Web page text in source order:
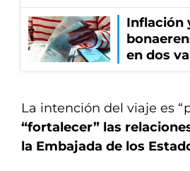
Inflación
en dos
La intención del viaje es
“fortalecer” las
la Embajada de los